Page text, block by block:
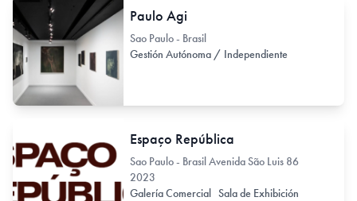
Paulo Agi
Sao Paulo - Brasil
Gestión Autónoma / Independiente
Espaço República
Sao Paulo - Brasil Avenida São Luis 86
2023
Galería Comercial Sala de Exhibición